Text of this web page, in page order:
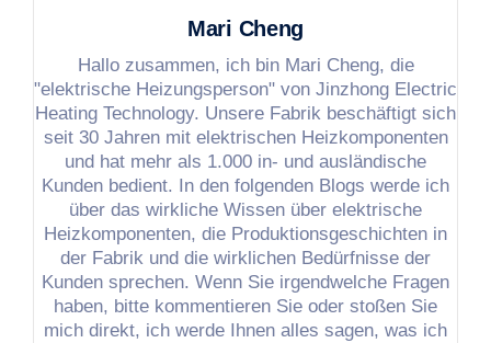
Mari Cheng
Hallo zusammen, ich bin Mari Cheng, die
"elektrische Heizungsperson" von Jinzhong Electric
Heating Technology. Unsere Fabrik beschäftigt sich
seit 30 Jahren mit elektrischen Heizkomponenten
und hat mehr als 1.000 in- und ausländische
Kunden bedient. In den folgenden Blogs werde ich
über das wirkliche Wissen über elektrische
Heizkomponenten, die Produktionsgeschichten in
der Fabrik und die wirklichen Bedürfnisse der
Kunden sprechen. Wenn Sie irgendwelche Fragen
haben, bitte kommentieren Sie oder stoßen Sie
mich direkt, ich werde Ihnen alles sagen, was ich